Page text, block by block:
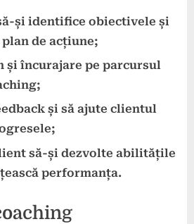
și identifice obiectivele și
de acțiune;
și încurajare pe parcursul
și să ajute clientul
să-și dezvolte abilitățile
performanța.